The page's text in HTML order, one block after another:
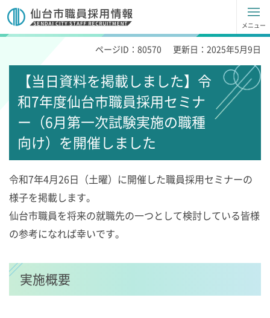
仙台市職員採用試験情報
メニュー
ページID：80570 更新日：2025年5月9日
【当日資料を掲載しました】令
和7年度仙台市職員採用セミナ
ー（6月第一次試験実施の職種
向け）を開催しました
令和7年4月26日（土曜）に開催した職員採用セミナーの
様子を掲載します。
仙台市職員を将来の就職先の一つとして検討している皆様
の参考になれば幸いです。
実施概要